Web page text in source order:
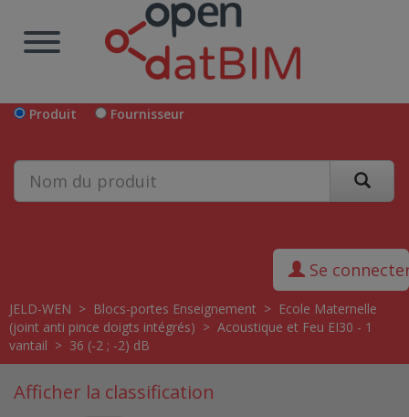
Produit Fournisseur
Se
JELD-WEN > Blocs-portes Enseignement > Ecole Maternelle
(joint anti pince doigts intégrés) > Acoustique et Feu EI30 - 1
vantail > 36 (-2 ; -2) dB
Afficher la classification